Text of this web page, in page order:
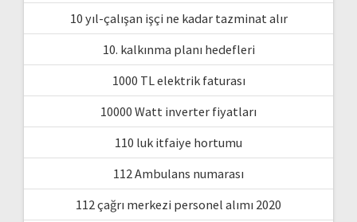
10 yıl-çalışan işçi ne kadar tazminat alır
10. kalkınma planı hedefleri
1000 TL elektrik faturası
10000 Watt inverter fiyatları
110 luk itfaiye hortumu
112 Ambulans numarası
112 çağrı merkezi personel alımı 2020